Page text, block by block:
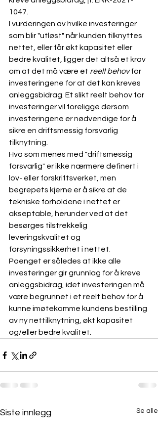
1047.
I vurderingen av hvilke investeringer
som blir "utløst" når kunden tilknyttes
nettet, eller får økt kapasitet eller
bedre kvalitet, ligger det altså et krav
om at det må være et reelt behov for
investeringene for at det kan kreves
anleggsbidrag. Et slikt reelt behov for
investeringer vil foreligge dersom
investeringene er nødvendige for å
sikre en driftsmessig forsvarlig
tilknytning.
Hva som menes med "driftsmessig
forsvarlig" er ikke nærmere definert i
lov- eller forskriftsverket, men
begrepets kjerne er å sikre at de
tekniske forholdene i nettet er
akseptable, herunder ved at det
besørges tilstrekkelig
leveringskvalitet og
forsyningssikkerhet i nettet.
Poenget er således at ikke alle
investeringer gir grunnlag for å kreve
anleggsbidrag, idet investeringen må
være begrunnet i et reelt behov for å
kunne imøtekomme kundens bestilling
av ny nettilknytning, økt kapasitet
og/eller bedre kvalitet.
Siste innlegg Se alle